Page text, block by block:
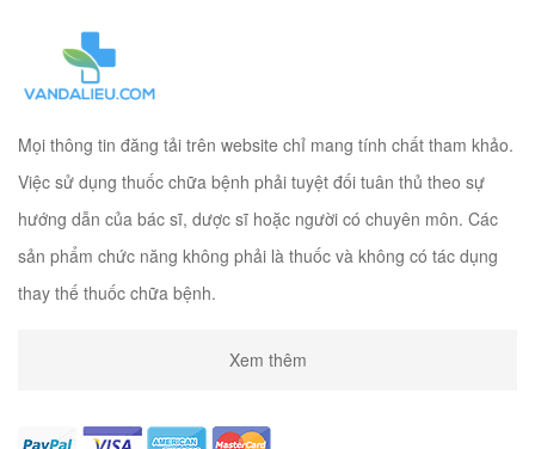
Mọi thông tin đăng tải trên website chỉ mang tính chất tham khảo.
Việc sử dụng thuốc chữa bệnh phải tuyệt đối tuân thủ theo sự
hướng dẫn của bác sĩ, dược sĩ hoặc người có chuyên môn. Các
sản phẩm chức năng không phải là thuốc và không có tác dụng
thay thế thuốc chữa bệnh.
Xem thêm